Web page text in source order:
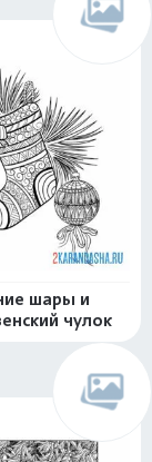
шары и
чулок